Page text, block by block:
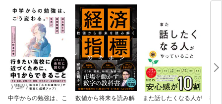
中学からの勉強は、こ
数値から将来を読み解
また話したくなる人が
83